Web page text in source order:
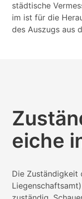
städtische
im ist für die
des Auszugs aus
eiche
Die Zuständigkeit